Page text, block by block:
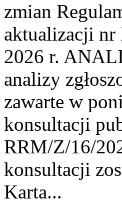
zmian
aktualizacji nr
2026 r.
analizy
zawarte w
konsultacji
RRM/Z/16/
konsultacji
Karta...